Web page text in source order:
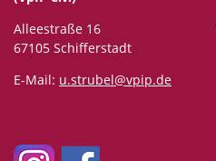
Alleestraße 16
67105 Schifferstadt
E-Mail: u.strubel@vpip.de